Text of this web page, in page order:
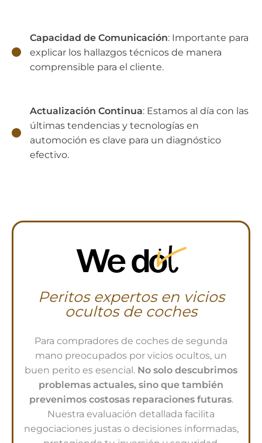
Capacidad de Comunicación: Importante para
explicar los hallazgos técnicos de manera
comprensible para el cliente.
Actualización Continua: Estamos al día con las
últimas tendencias y tecnologías en
automoción es clave para un diagnóstico
efectivo.
Peritos expertos en vicios
ocultos de coches
Para compradores de coches de segunda
mano preocupados por vicios ocultos, un
buen perito es esencial. No solo descubrimos
problemas actuales, sino que también
prevenimos costosas reparaciones futuras.
Nuestra evaluación detallada facilita
negociaciones justas o decisiones informadas,